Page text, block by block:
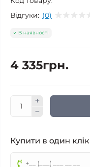
Відгуки: (0)
В наявності
4 335грн.
Купити в один клік